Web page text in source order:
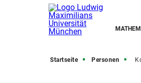
Startseite Personen